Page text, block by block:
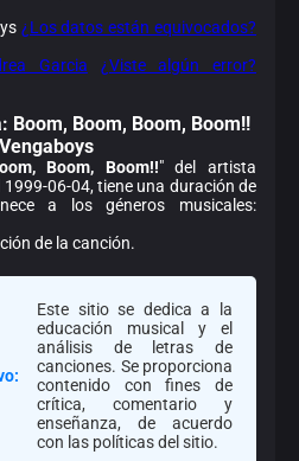
¿Los datos están equivocados?
Garcia
¿Viste algún error?
Boom, Boom, Boom, Boom!!
Boom, Boom!!" del artista
1999-06-04, tiene una duración de
a los géneros musicales:
de la canción.
Este sitio se dedica a la
educación musical y el
análisis de letras de
canciones. Se proporciona
contenido con fines de
crítica, comentario y
enseñanza, de acuerdo
con las políticas del sitio.